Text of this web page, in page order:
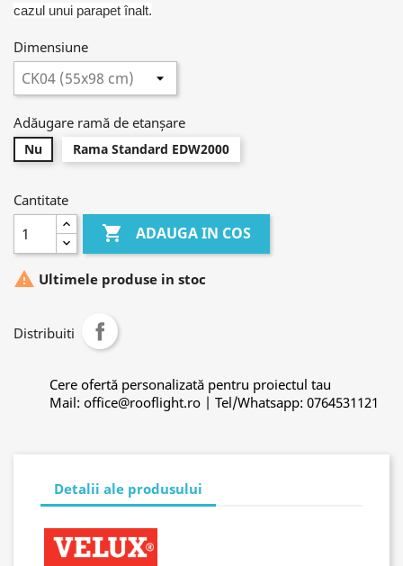
cazul unui parapet înalt.
Dimensiune
Adăugare ramă de etanșare
Nu Rama Standard EDW2000
Cantitate
 ADAUGA IN COS
 Ultimele produse in stoc
Distribuiti
Cere ofertă personalizată pentru proiectul tau
Mail: office@rooflight.ro | Tel/Whatsapp: 0764531121
Detalii ale produsului